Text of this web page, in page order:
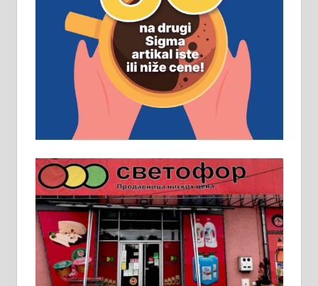
Рудник и флотација Рудник
д.о.о. Рудник запошљава 20
помоћника рудара. Услови:
Основна школа, пожељно радно
искуство на истим и сличним
пословима, али не и неопходан
услов. Обезбеђен смештај,
превоз, исхрана. 032/57-41-122 –
локал 22
Пружам услуге завршних радова
у грађевини, хидроизолације и
молерских радова. 061/25-28-058
Ало таксију потребан возач са Б
категоријом. 064/02-85-511